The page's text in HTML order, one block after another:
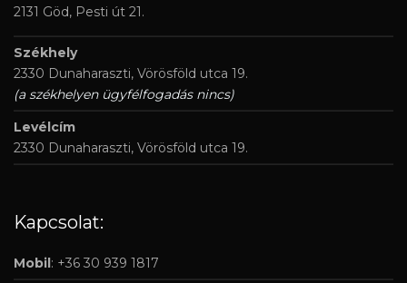
2131 Göd, Pesti út 21.
Székhely
2330 Dunaharaszti, Vörösföld utca 19.
(a székhelyen ügyfélfogadás nincs)
Levélcím
2330 Dunaharaszti, Vörösföld utca 19.
Kapcsolat:
Mobil: +36 30 939 1817